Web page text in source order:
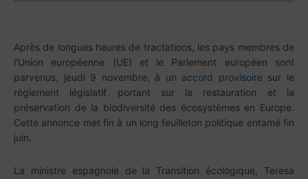
Après de longues heures de tractations, les pays membres de
l’Union européenne (UE) et le Parlement européen sont
parvenus, jeudi 9 novembre, à un accord provisoiresur le
règlement législatif portant sur la restauration et la
préservation de la biodiversité des écosystèmes en Europe.
Cette annonce met fin à un long feuilleton politique entamé fin
juin.
La ministre espagnole de la Transition écologique, Teresa